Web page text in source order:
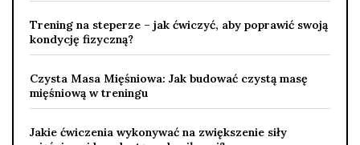
Trening na steperze – jak ćwiczyć, aby poprawić swoją
kondycję fizyczną?
Czysta Masa Mięśniowa: Jak budować czystą masę
mięśniową w treningu
Jakie ćwiczenia wykonywać na zwiększenie siły